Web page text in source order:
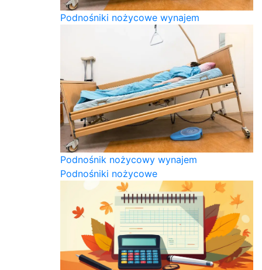
Podnośniki nożycowe wynajem
Podnośnik nożycowy wynajem
Podnośniki nożycowe